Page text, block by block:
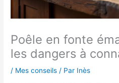
Poêle en fonte
les dangers à
/ Mes conseils / Par Inès